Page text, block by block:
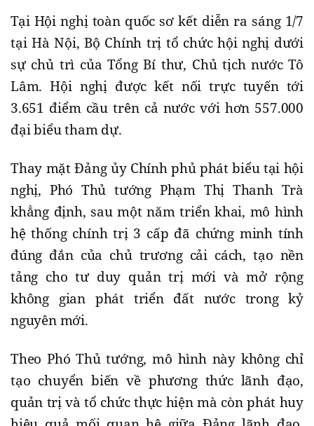
Tại Hội nghị toàn quốc sơ kết diễn ra sáng 1/7
tại Hà Nội, Bộ Chính trị tổ chức hội nghị dưới
sự chủ trì của Tổng Bí thư, Chủ tịch nước Tô
Lâm. Hội nghị được kết nối trực tuyến tới
3.651 điểm cầu trên cả nước với hơn 557.000
đại biểu tham dự.
Thay mặt Đảng ủy Chính phủ phát biểu tại hội
nghị, Phó Thủ tướng Phạm Thị Thanh Trà
khẳng định, sau một năm triển khai, mô hình
hệ thống chính trị 3 cấp đã chứng minh tính
đúng đắn của chủ trương cải cách, tạo nền
tảng cho tư duy quản trị mới và mở rộng
không gian phát triển đất nước trong kỷ
nguyên mới.
Theo Phó Thủ tướng, mô hình này không chỉ
tạo chuyển biến về phương thức lãnh đạo,
quản trị và tổ chức thực hiện mà còn phát huy